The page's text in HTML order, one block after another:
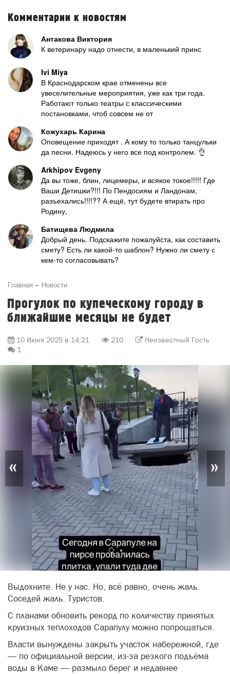
Комментарии к новостям
Антакова Виктория
К ветеринару надо отнести, в маленький принс
Ivi Miya
В Краснодарском крае отменены все
увеселительные мероприятия, уже как три года.
Работают только театры с классическими
постановками, чтоб совсем не от
Кожухарь Карина
Оповещение приходят . А кому то только танцульки
да песни. Надеюсь у него все под контролем. 👌
Arkhipov Evgeny
Да вы тоже, блин, лицемеры, и всякое токое!!!!! Где
Ваши Детишки?!!! По Пендосиям и Ландонам,
разъехались!!!!?? А ещё, тут будете втирать про
Родину,
Батищева Людмила
Добрый день. Подскажите пожалуйста, как составить
смету? Есть ли какой-то шаблон? Нужно ли смету с
кем-то согласовывать?
Главная Новости
Прогулок по купеческому городу в
ближайшие месяцы не будет
10 Июня 2025 в 14:21 210
Неизвестный Гость
1
« »
Выдохните. Не у нас. Но, всё равно, очень жаль.
Соседей жаль. Туристов.
С планами обновить рекорд по количеству принятых
круизных теплоходов Сарапулу можно попрощаться.
Власти вынуждены закрыть участок набережной, где
— по официальной версии, из-за резкого подъёма
воды в Каме — размыло берег и недавнее